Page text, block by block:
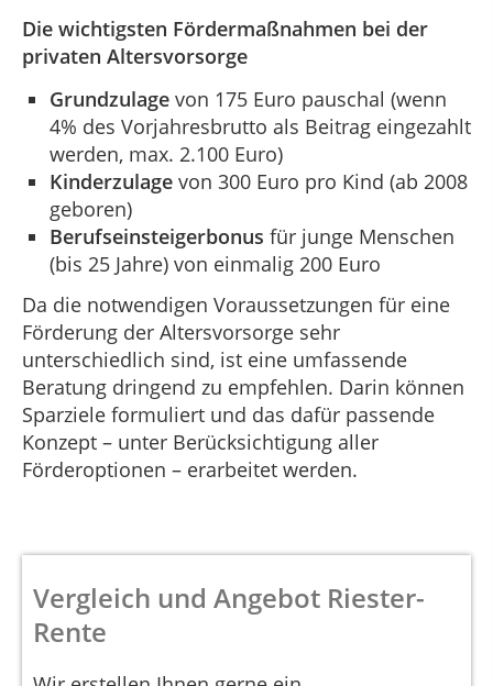
Die wichtigsten Fördermaßnahmen bei der
privaten Altersvorsorge
Grundzulage von 175 Euro pauschal (wenn
4% des Vorjahresbrutto als Beitrag eingezahlt
werden, max. 2.100 Euro)
Kinderzulage von 300 Euro pro Kind (ab 2008
geboren)
Berufseinsteigerbonus für junge Menschen
(bis 25 Jahre) von einmalig 200 Euro
Da die notwendigen Voraussetzungen für eine
Förderung der Altersvorsorge sehr
unterschiedlich sind, ist eine umfassende
Beratung dringend zu empfehlen. Darin können
Sparziele formuliert und das dafür passende
Konzept – unter Berücksichtigung aller
Förderoptionen – erarbeitet werden.
Vergleich und Angebot Riester-
Rente